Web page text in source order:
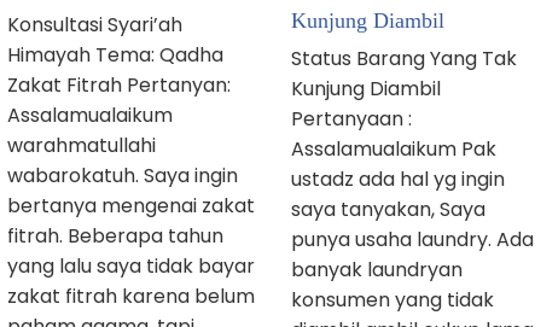
Konsultasi Syari’ah
Himayah Tema: Qadha
Zakat Fitrah Pertanyan:
Assalamualaikum
warahmatullahi
wabarokatuh. Saya ingin
bertanya mengenai zakat
fitrah. Beberapa tahun
yang lalu saya tidak bayar
zakat fitrah karena belum
Kunjung Diambil
Status Barang Yang Tak
Kunjung Diambil
Pertanyaan :
Assalamualaikum Pak
ustadz ada hal yg ingin
saya tanyakan, Saya
punya usaha laundry. Ada
banyak laundryan
konsumen yang tidak